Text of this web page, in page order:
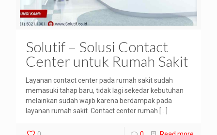
Solutif – Solusi Contact
Center untuk Rumah Sakit
Layanan contact center pada rumah sakit sudah
memasuki tahap baru, tidak lagi sekedar kebutuhan
melainkan sudah wajib karena berdampak pada
layanan rumah sakit. Contact center rumah […]